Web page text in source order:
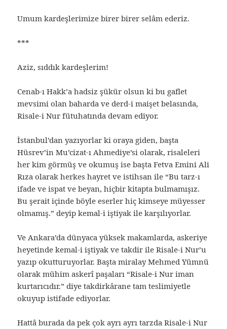
Umum kardeşlerimize birer birer selâm ederiz.
***
Aziz, sıddık kardeşlerim!
Cenab-ı Hakk’a hadsiz şükür olsun ki bu gaflet
mevsimi olan baharda ve derd-i maişet belasında,
Risale-i Nur fütuhatında devam ediyor.
İstanbul’dan yazıyorlar ki oraya giden, başta
Hüsrev’in Mu’cizat-ı Ahmediye’si olarak, risaleleri
her kim görmüş ve okumuş ise başta Fetva Emini Ali
Rıza olarak herkes hayret ve istihsan ile “Bu tarz-ı
ifade ve ispat ve beyan, hiçbir kitapta bulmamışız.
Bu şerait içinde böyle eserler hiç kimseye müyesser
olmamış.” deyip kemal-i iştiyak ile karşılıyorlar.
Ve Ankara’da dünyaca yüksek makamlarda, askeriye
heyetinde kemal-i iştiyak ve takdir ile Risale-i Nur’u
yazıp okutturuyorlar. Başta miralay Mehmed Yümnü
olarak mühim askerî paşaları “Risale-i Nur iman
kurtarıcıdır.” diye takdirkârane tam teslimiyetle
okuyup istifade ediyorlar.
Hattâ burada da pek çok ayrı ayrı tarzda Risale-i Nur